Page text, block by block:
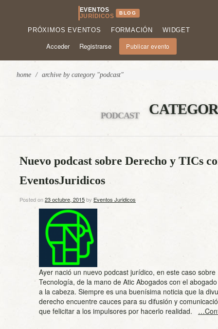
EVENTOS
JURÍDICOS
BLOG
PRÓXIMOS EVENTOS FORMACIÓN WIDGET
Acceder Registrarse Publicar evento
home / archive by category "podcast"
PODCAST
Nuevo podcast sobre Derecho y TICs
EventosJuridicos
Posted on23 octubre, 2015by Eventos Juridicos
Ayer nació un nuevo podcast jurídico, en este caso sobre
Tecnología, de la mano de Atic Abogados con el
a la cabeza. Siempre es una buenísima noticia que la
derecho encuentre cauces para su difusión y
que felicitar a los impulsores por hacerlo realidad.